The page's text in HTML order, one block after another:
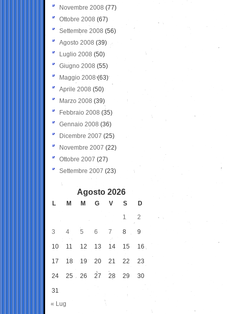
Novembre 2008 (77)
Ottobre 2008 (67)
Settembre 2008 (56)
Agosto 2008 (39)
Luglio 2008 (50)
Giugno 2008 (55)
Maggio 2008(63)
Aprile 2008 (50)
Marzo 2008 (39)
Febbraio 2008 (35)
Gennaio 2008 (36)
Dicembre 2007 (25)
Novembre 2007 (22)
Ottobre 2007 (27)
Settembre 2007 (23)
Agosto 2026
L M M G V S
D
1
2
3 4 5 6 7 8 9
10 11 12 13 14 15 16
17 18 19 20 21 22 23
24 25 26 27 28 29 30
31
« Lug